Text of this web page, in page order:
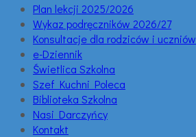
Plan lekcji 2025/2026
Wykaz podręczników 2026/27
Konsultacje dla rodziców i uczniów
e-Dziennik
Świetlica Szkolna
Szef Kuchni Poleca
Biblioteka Szkolna
Nasi Darczyńcy
Kontakt